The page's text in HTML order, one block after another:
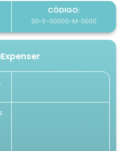
CÓDIGO:
00-E-00000-M-0000